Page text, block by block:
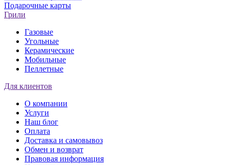
Подарочные карты
Грили
Газовые
Угольные
Керамические
Мобильные
Пеллетные
Для клиентов
О компании
Услуги
Наш блог
Оплата
Доставка и самовывоз
Обмен и возврат
Правовая информация